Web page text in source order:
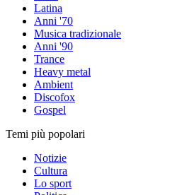
Latina
Anni '70
Musica tradizionale
Anni '90
Trance
Heavy metal
Ambient
Discofox
Gospel
Temi più popolari
Notizie
Cultura
Lo sport